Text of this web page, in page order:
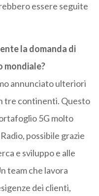
essere seguite
la domanda di
mondiale?
annunciato ulteriori
tre continenti. Questo
5G molto
possibile grazie
e sviluppo e alle
team che lavora
dei clienti,